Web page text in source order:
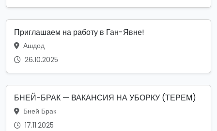
Приглашаем на работу в Ган-Явне!
Ашдод
26.10.2025
БНЕЙ-БРАК — ВАКАНСИЯ НА УБОРКУ (ТЕРЕМ)
Бней Брак
17.11.2025